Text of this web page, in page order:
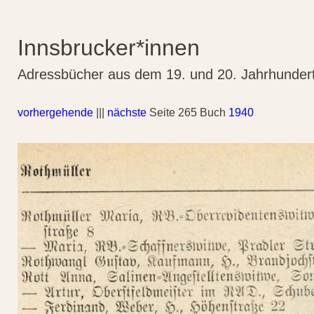
Innsbrucker*innen
Adressbücher aus dem 19. und 20.
vorhergehende nächste Seite 265 Buch 1940